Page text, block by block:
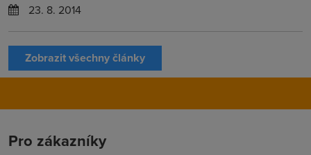
23. 8. 2014
Zobrazit všechny články
Pro zákazníky